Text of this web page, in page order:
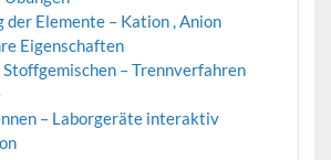
der Elemente – Kation , Anion
Eigenschaften
Stoffgemischen – Trennverfahren
– Laborgeräte interaktiv